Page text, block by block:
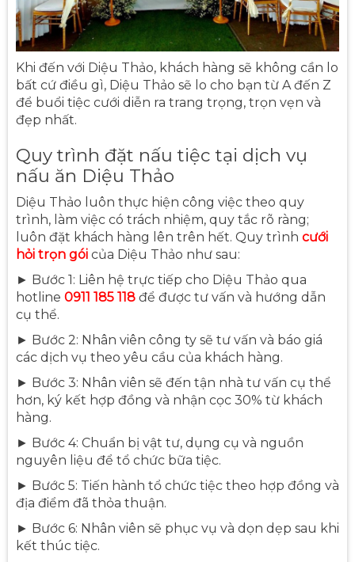
Khi đến với Diệu Thảo, khách hàng sẽ không cần lo
bất cứ điều gì, Diệu Thảo sẽ lo cho bạn từ A đến Z
để buổi tiệc cưới diễn ra trang trọng, trọn vẹn và
đẹp nhất.
Quy trình đặt nấu tiệc tại dịch vụ
nấu ăn Diệu Thảo
Diệu Thảo luôn thực hiện công việc theo quy
trình, làm việc có trách nhiệm, quy tắc rõ ràng;
luôn đặt khách hàng lên trên hết. Quy trình cưới
hỏi trọn gói của Diệu Thảo như sau:
► Bước 1: Liên hệ trực tiếp cho Diệu Thảo qua
hotline 0911 185 118 để được tư vấn và hướng dẫn
cụ thể.
► Bước 2: Nhân viên công ty sẽ tư vấn và báo giá
các dịch vụ theo yêu cầu của khách hàng.
► Bước 3: Nhân viên sẽ đến tận nhà tư vấn cụ thể
hơn, ký kết hợp đồng và nhận cọc 30% từ khách
hàng.
► Bước 4: Chuẩn bị vật tư, dụng cụ và nguồn
nguyên liệu để tổ chức bữa tiệc.
► Bước 5: Tiến hành tổ chức tiệc theo hợp đồng và
địa điểm đã thỏa thuận.
► Bước 6: Nhân viên sẽ phục vụ và dọn dẹp sau khi
kết thúc tiệc.